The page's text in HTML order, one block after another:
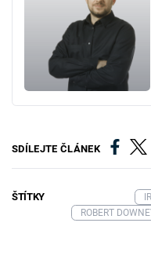
SDÍLEJTE ČLÁNEK
ŠTÍTKY
ROBERT